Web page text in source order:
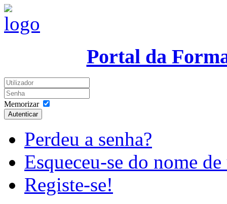
Portal da
Memorizar
Autenticar
Perdeu a senha?
Esqueceu-se do nome
Registe-se!